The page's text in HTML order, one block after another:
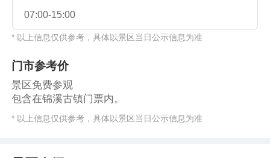
07:00-15:00
* 以上信息仅供参考，具体以景区当日公示信息为准
门市参考价
景区免费参观
包含在锦溪古镇门票内。
* 以上信息仅供参考，具体以景区当日公示信息为准